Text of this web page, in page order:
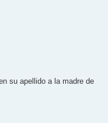
su apellido a la madre de